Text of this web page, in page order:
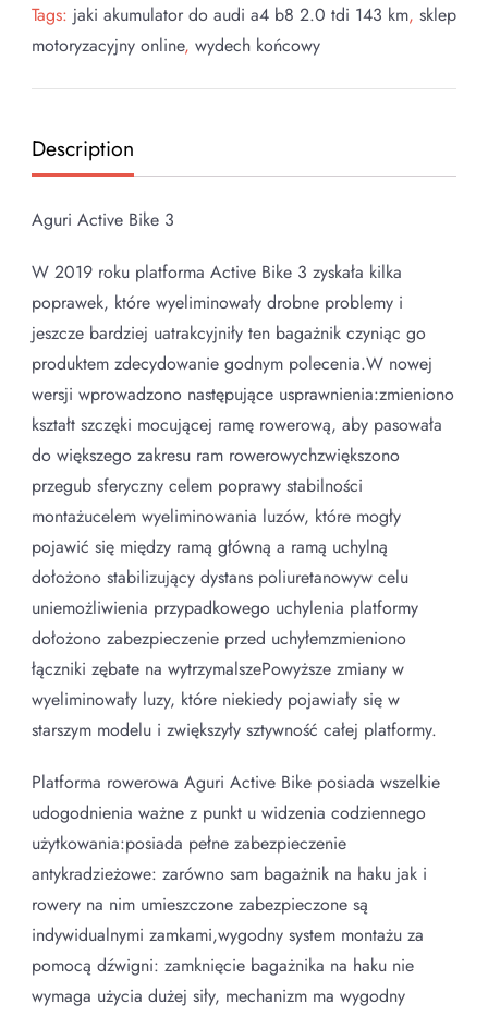
Tags: jaki akumulator do audi a4 b8 2.0 tdi 143 km, sklep
motoryzacyjny online, wydech końcowy
Description
Aguri Active Bike 3
W 2019 roku platforma Active Bike 3 zyskała kilka
poprawek, które wyeliminowały drobne problemy i
jeszcze bardziej uatrakcyjniły ten bagażnik czyniąc go
produktem zdecydowanie godnym polecenia.W nowej
wersji wprowadzono następujące usprawnienia:zmieniono
kształt szczęki mocującej ramę rowerową, aby pasowała
do większego zakresu ram rowerowychzwiększono
przegub sferyczny celem poprawy stabilności
montażucelem wyeliminowania luzów, które mogły
pojawić się między ramą główną a ramą uchylną
dołożono stabilizujący dystans poliuretanowyw celu
uniemożliwienia przypadkowego uchylenia platformy
dołożono zabezpieczenie przed uchyłemzmieniono
łączniki zębate na wytrzymalszePowyższe zmiany w
wyeliminowały luzy, które niekiedy pojawiały się w
starszym modelu i zwiększyły sztywność całej platformy.
Platforma rowerowa Aguri Active Bike posiada wszelkie
udogodnienia ważne z punkt u widzenia codziennego
użytkowania:posiada pełne zabezpieczenie
antykradzieżowe: zarówno sam bagażnik na haku jak i
rowery na nim umieszczone zabezpieczone są
indywidualnymi zamkami,wygodny system montażu za
pomocą dźwigni: zamknięcie bagażnika na haku nie
wymaga użycia dużej siły, mechanizm ma wygodny